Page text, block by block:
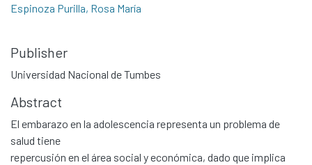
Espinoza Purilla, Rosa María
Publisher
Universidad Nacional de Tumbes
Abstract
El embarazo en la adolescencia representa un problema de
salud tiene
repercusión en el área social y económica, dado que implica